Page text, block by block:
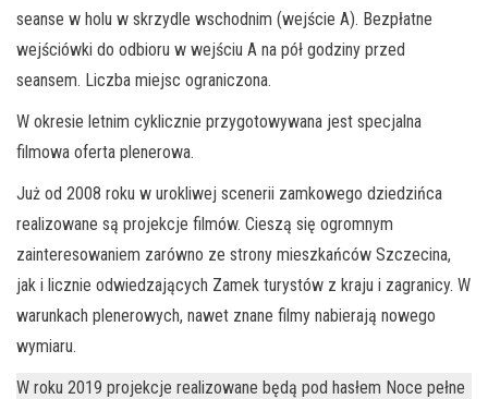
seanse w holu w skrzydle wschodnim (wejście A). Bezpłatne
wejściówki do odbioru w wejściu A na pół godziny przed
seansem. Liczba miejsc ograniczona.
W okresie letnim cyklicznie przygotowywana jest specjalna
filmowa oferta plenerowa.
Już od 2008 roku w urokliwej scenerii zamkowego dziedzińca
realizowane są projekcje filmów. Cieszą się ogromnym
zainteresowaniem zarówno ze strony mieszkańców Szczecina,
jak i licznie odwiedzających Zamek turystów z kraju i zagranicy. W
warunkach plenerowych, nawet znane filmy nabierają nowego
wymiaru.
W roku 2019 projekcje realizowane będą pod hasłem Noce pełne